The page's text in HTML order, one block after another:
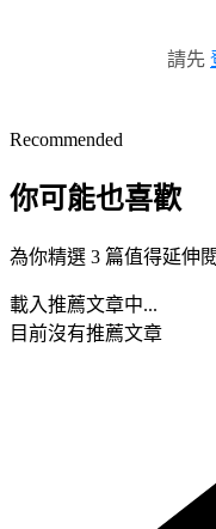
請先
Recommended
你可能也喜歡
為你精選 3 篇值得延伸
載入推薦文章中...
目前沒有推薦文章